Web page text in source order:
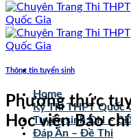
Home
Kỳ Thi THPT Quốc
Tuyển sinh ĐH –
Đáp Án – Đề Thi
Thông tin tuyển sinh
Phương thức
Học viện Báo